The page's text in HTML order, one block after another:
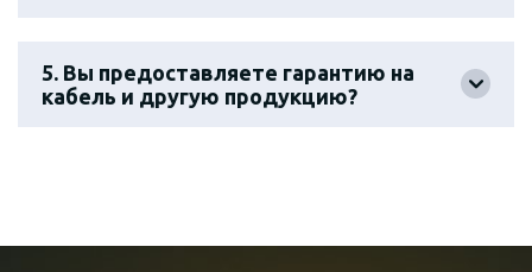
5. Вы предоставляете гарантию на
кабель и другую продукцию?